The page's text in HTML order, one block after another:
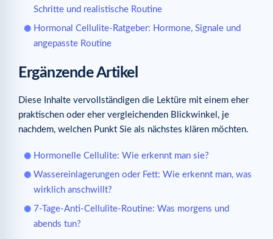
Schritte und realistische Routine
Hormonal Cellulite-Ratgeber: Hormone, Signale und
angepasste Routine
Ergänzende Artikel
Diese Inhalte vervollständigen die Lektüre mit einem eher
praktischen oder eher vergleichenden Blickwinkel, je
nachdem, welchen Punkt Sie als nächstes klären möchten.
Hormonelle Cellulite: Wie erkennt man sie?
Wassereinlagerungen oder Fett: Wie erkennt man, was
wirklich anschwillt?
7-Tage-Anti-Cellulite-Routine: Was morgens und
abends tun?